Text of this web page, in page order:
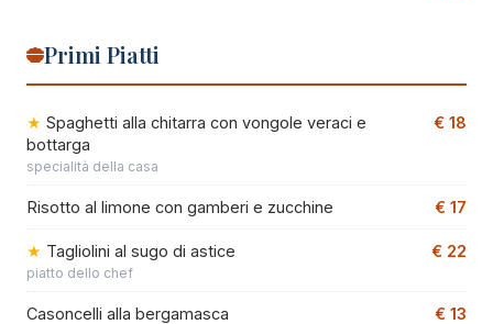
Primi Piatti
Spaghetti alla chitarra con vongole veraci e
bottarga
specialità della casa
€ 18
Risotto al limone con gamberi e zucchine € 17
Tagliolini al sugo di astice
piatto dello chef
€ 22
Casoncelli alla bergamasca € 13